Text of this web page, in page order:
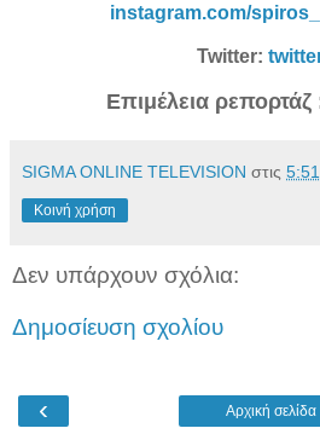
instagram.com/
Twitter:
Επιμέλεια
SIGMA ONLINE TELEVISION στις 5:51
Κοινή χρήση
Δεν υπάρχουν σχόλια:
Δημοσίευση σχολίου
‹ Αρχική σελίδα